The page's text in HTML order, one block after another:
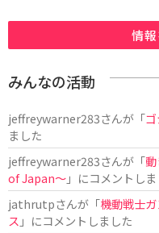
情
みんなの活動
jeffreywarner283さんが「
ました
jeffreywarner283さんが「
of Japan〜」にコメントし
jathrutpさんが「機動戦士
ス 」にコメントしました